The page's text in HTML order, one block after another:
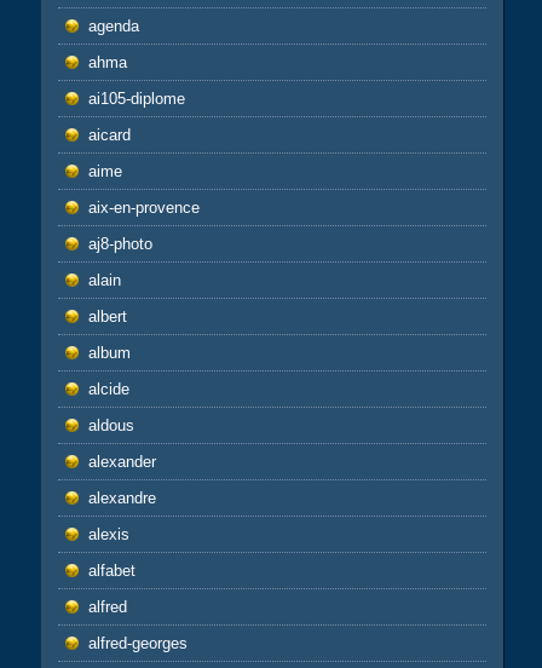
agenda
ahma
ai105-diplome
aicard
aime
aix-en-provence
aj8-photo
alain
albert
album
alcide
aldous
alexander
alexandre
alexis
alfabet
alfred
alfred-georges